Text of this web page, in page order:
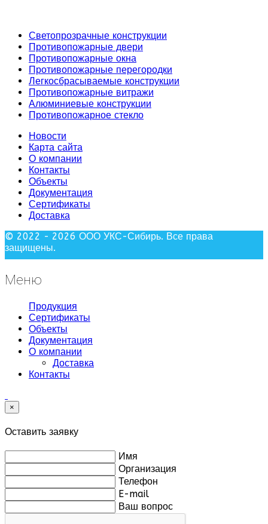
Светопрозрачные конструкции
Противопожарные двери
Противопожарные окна
Противопожарные перегородки
Легкосбрасываемые конструкции
Противопожарные витражи
Алюминиевые конструкции
Противопожарное стекло
Новости
Карта сайта
О компании
Контакты
Объекты
Документация
Сертификаты
Доставка
© 2022 - 2026 ООО УКС-Сибирь. Все права
защищены.
Меню
Продукция
Сертификаты
Объекты
Документация
О компании
Доставка
Контакты
×
Оставить заявку
Имя
Организация
Телефон
E-mail
Ваш вопрос